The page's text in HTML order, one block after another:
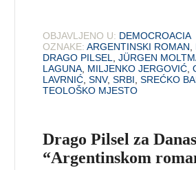
OBJAVLJENO U: DEMOCROACIA
OZNAKE: ARGENTINSKI ROMAN
DRAGO PILSEL
,JÜRGEN
LAGUNA MILJENKO JERGOVIĆ ,
LAVRNIĆ ,SNV,SRBI ,SREĆKO
TEOLOŠKO MJESTO
Drago Pilsel za
“Argentinskom